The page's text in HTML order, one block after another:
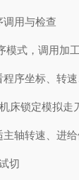
用与检查
式，调用加工
坐标、转速
锁定模拟走刀
转速、进给
切